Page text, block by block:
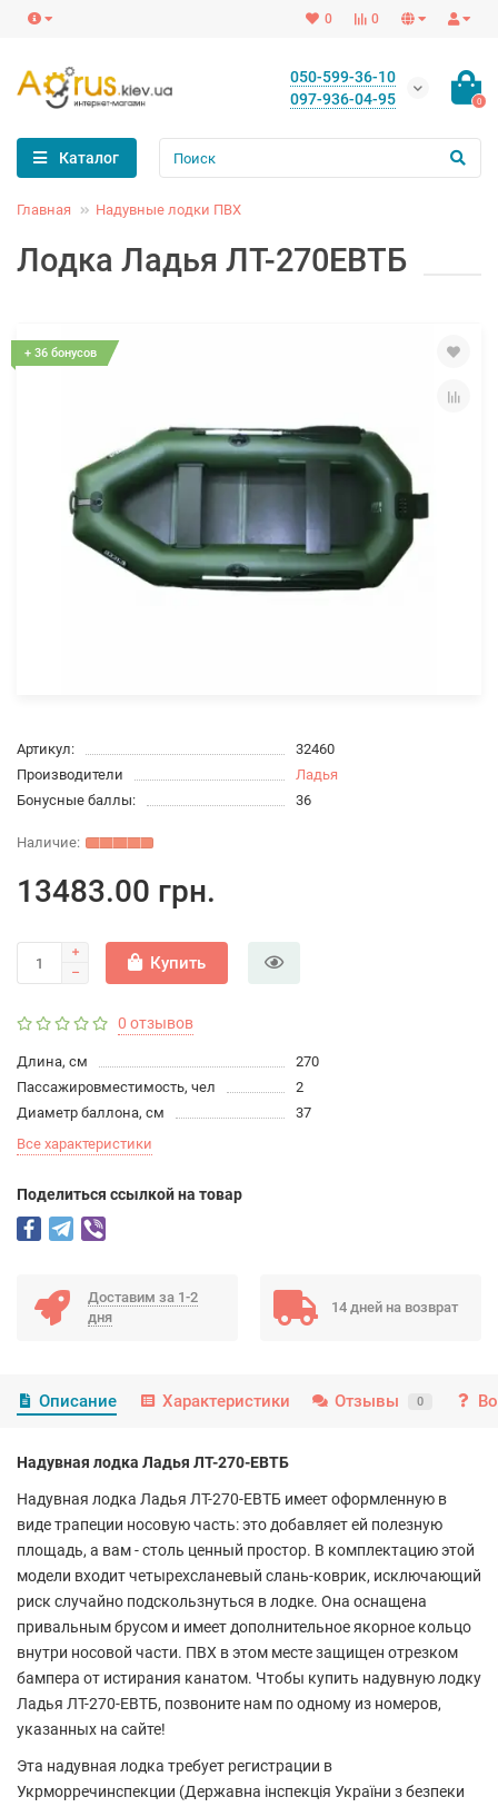
0
0
050-599-36-10
097-936-04-95
0
Каталог
Главная Надувные лодки ПВХ
Лодка Ладья ЛТ-270ЕВТБ
+ 36 бонусов
Артикул:
32460
Производители
Ладья
Бонусные баллы:
36
13483.00 грн.
Купить
0 отзывов
Длина, см
270
Пассажировместимость, чел
2
Диаметр баллона, см
37
Все характеристики
Поделиться ссылкой на товар
Доставим за 1-2
дня
14 дней на возврат
Описание Характеристики Отзывы 0
Надувная лодка Ладья ЛТ-270-ЕВТБ
Надувная лодка Ладья ЛТ-270-ЕВТБ имеет оформленную в
виде трапеции носовую часть: это добавляет ей полезную
площадь, а вам - столь ценный простор. В комплектацию этой
модели входит четырехсланевый слань-коврик, исключающий
риск случайно подскользнуться в лодке. Она оснащена
привальным брусом и имеет дополнительное якорное кольцо
внутри носовой части. ПВХ в этом месте защищен отрезком
бампера от истирания канатом. Чтобы купить надувную лодку
Ладья ЛТ-270-ЕВТБ, позвоните нам по одному из номеров,
указанных на сайте!
Эта надувная лодка требует регистрации в
Укрморречинспекции (Державна інспекція України з безпеки